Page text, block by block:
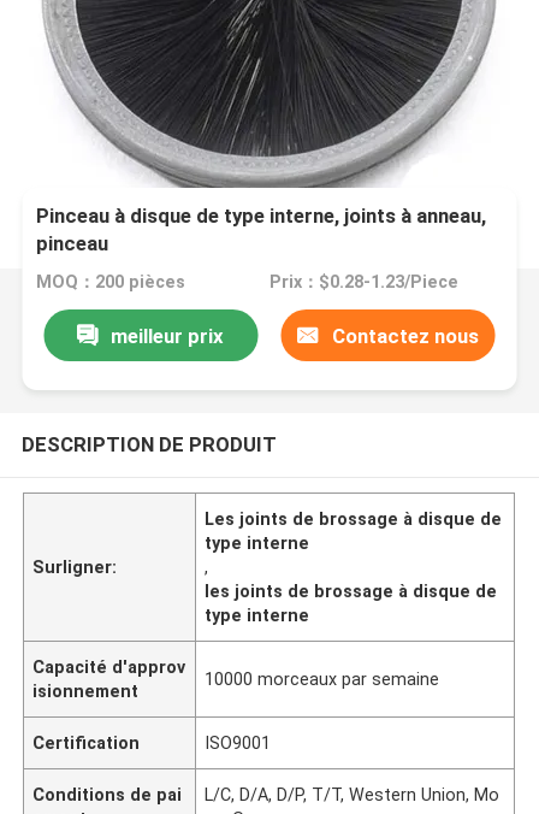
Pinceau à disque de type interne, joints à anneau,
pinceau
MOQ：200 pièces Prix：$0.28-1.23/Piece
meilleur prix Contactez nous
DESCRIPTION DE PRODUIT
Surligner:
Les joints de brossage à disque de
type interne
,
les joints de brossage à disque de
type interne
Capacité d'approv
isionnement
10000 morceaux par semaine
Certification ISO9001
Conditions de pai
L/C, D/A, D/P, T/T, Western Union, Mo